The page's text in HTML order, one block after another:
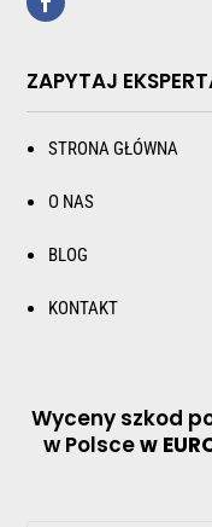
ZAPYTAJ
STRONA GŁÓWNA
O NAS
BLOG
KONTAKT
Wyceny szkod
w Polscew